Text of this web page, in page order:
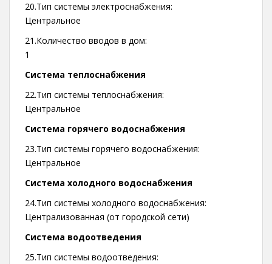
20.Тип системы электроснабжения:
Центральное
21.Количество вводов в дом:
1
Система теплоснабжения
22.Тип системы теплоснабжения:
Центральное
Система горячего водоснабжения
23.Тип системы горячего водоснабжения:
Центральное
Система холодного водоснабжения
24.Тип системы холодного водоснабжения:
Централизованная (от городской сети)
Система водоотведения
25.Тип системы водоотведения: